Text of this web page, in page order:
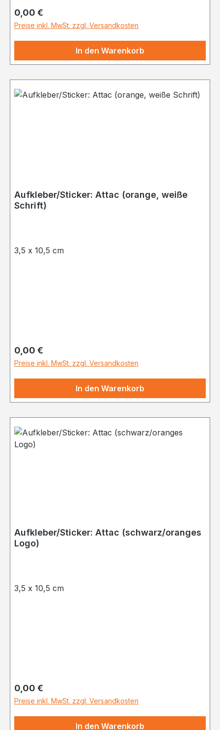
Regulärer Preis:
0,00 €
Preise inkl. MwSt. zzgl. Versandkosten
In den Warenkorb
Aufkleber/Sticker: Attac (orange, weiße
Schrift)
3,5 x 10,5 cm
Regulärer Preis:
0,00 €
Preise inkl. MwSt. zzgl. Versandkosten
In den Warenkorb
Aufkleber/Sticker: Attac (schwarz/oranges
Logo)
3,5 x 10,5 cm
Regulärer Preis:
0,00 €
Preise inkl. MwSt. zzgl. Versandkosten
In den Warenkorb